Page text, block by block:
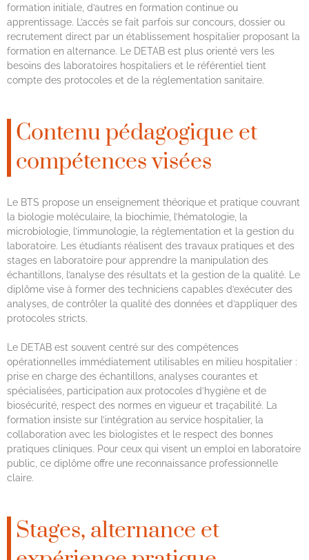
formation initiale, d’autres en formation continue ou
apprentissage. L’accès se fait parfois sur concours, dossier ou
recrutement direct par un établissement hospitalier proposant la
formation en alternance. Le DETAB est plus orienté vers les
besoins des laboratoires hospitaliers et le référentiel tient
compte des protocoles et de la réglementation sanitaire.
Contenu pédagogique et
compétences visées
Le BTS propose un enseignement théorique et pratique couvrant
la biologie moléculaire, la biochimie, l’hématologie, la
microbiologie, l’immunologie, la réglementation et la gestion du
laboratoire. Les étudiants réalisent des travaux pratiques et des
stages en laboratoire pour apprendre la manipulation des
échantillons, l’analyse des résultats et la gestion de la qualité. Le
diplôme vise à former des techniciens capables d’exécuter des
analyses, de contrôler la qualité des données et d’appliquer des
protocoles stricts.
Le DETAB est souvent centré sur des compétences
opérationnelles immédiatement utilisables en milieu hospitalier :
prise en charge des échantillons, analyses courantes et
spécialisées, participation aux protocoles d’hygiène et de
biosécurité, respect des normes en vigueur et traçabilité. La
formation insiste sur l’intégration au service hospitalier, la
collaboration avec les biologistes et le respect des bonnes
pratiques cliniques. Pour ceux qui visent un emploi en laboratoire
public, ce diplôme offre une reconnaissance professionnelle
claire.
Stages, alternance et